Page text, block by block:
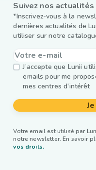
Suivez nos
*Inscrivez-vous à la
dernières actualités de
utiliser sur notre
J’accepte que Lunii
emails pour me
mes centres d'intérêt
Votre email est utilisé par
notre newsletter. En savoir
vos droits.